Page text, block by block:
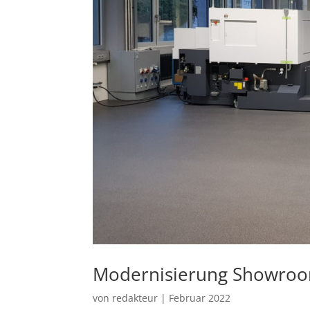
Modernisierung
von redakteur | Februar 2022